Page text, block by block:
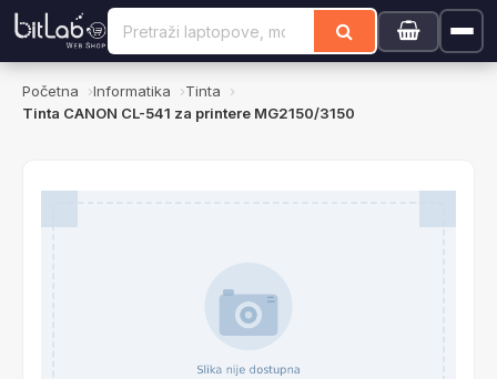
Početna Informatika
Tinta
Tinta CANON CL-541 za printere MG2150/3150